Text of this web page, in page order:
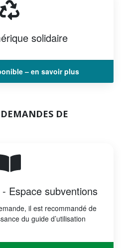
solidaire
– en savoir plus
DE
- Espace subventions
il est recommandé de
du guide d’utilisation